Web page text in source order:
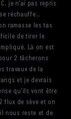
je n’ai pas repris
réchauffe…
ramasse les tas
de tirer le
Là on est
2 tâcherons
travaux de la
et je devrais
qu’ils vont être
flux de sève et on
nous reste et de